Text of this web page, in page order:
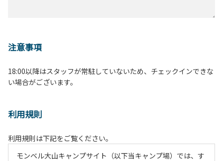
注意事項
18:00以降はスタッフが常駐していないため、チェックインできな
い場合がございます。
利用規則
利用規則は下記をご覧ください。
モンベル大山キャンプサイト（以下当キャンプ場）では、す